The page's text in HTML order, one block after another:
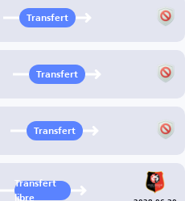
Transfert
Transfert
Transfert
Transfert
libre